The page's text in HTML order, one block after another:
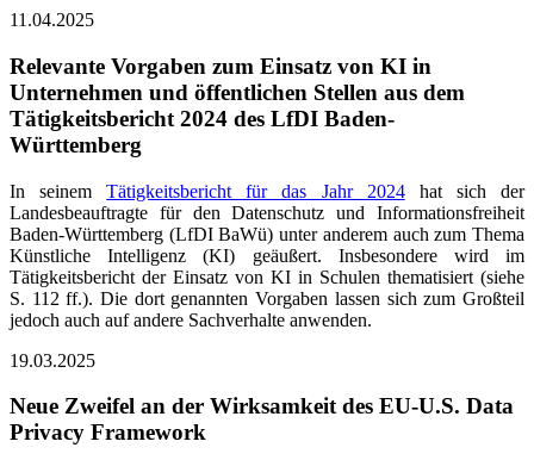
11.04.2025
Relevante Vorgaben zum Einsatz von KI in
Unternehmen und öffentlichen Stellen aus dem
Tätigkeitsbericht 2024 des LfDI Baden-
Württemberg
In seinemTätigkeitsbericht für das Jahr 2024hat sich der
Landesbeauftragte für den Datenschutz und Informationsfreiheit
Baden-Württemberg (LfDI BaWü) unter anderem auch zum Thema
Künstliche Intelligenz (KI) geäußert. Insbesondere wird im
Tätigkeitsbericht der Einsatz von KI in Schulen thematisiert (siehe
S. 112 ff.). Die dort genannten Vorgaben lassen sich zum Großteil
jedoch auch auf andere Sachverhalte anwenden.
19.03.2025
Neue Zweifel an der Wirksamkeit des EU-U.S. Data
Privacy Framework